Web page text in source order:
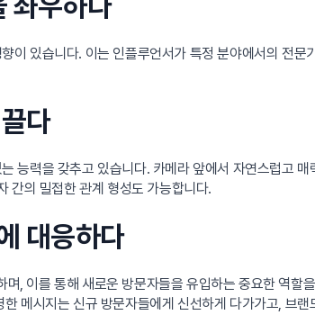
있습니다. 이는 인플루언서가 특정 분야에서의 전
다
능력을 갖추고 있습니다. 카메라 앞에서 자연스럽고
간의 밀접한 관계 형성도 가능합니다.
대응하다
, 이를 통해 새로운 방문자들을 유입하는 중요한 역할
메시지는 신규 방문자들에게 신선하게 다가가고, 브